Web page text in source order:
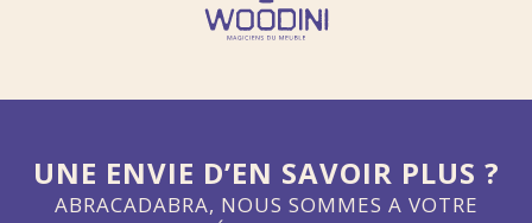
UNE ENVIE D’EN SAVOIR PLUS ?
ABRACADABRA, NOUS SOMMES A VOTRE